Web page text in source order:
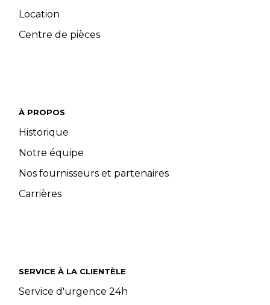
Location
Centre de pièces
À PROPOS
Historique
Notre équipe
Nos fournisseurs et partenaires
Carrières
SERVICE À LA CLIENTÈLE
Service d'urgence 24h